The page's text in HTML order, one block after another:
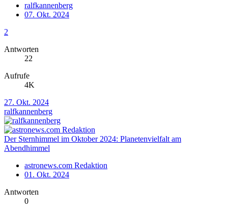
ralfkannenberg
07. Okt. 2024
2
Antworten
22
Aufrufe
4K
27. Okt. 2024
ralfkannenberg
Der Sternhimmel im Oktober 2024: Planetenvielfalt am
Abendhimmel
astronews.com Redaktion
01. Okt. 2024
Antworten
0